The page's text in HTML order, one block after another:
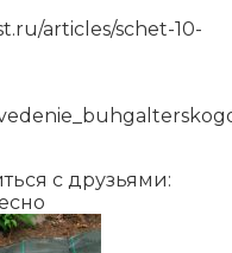
articles/schet-10-
с друзьями: